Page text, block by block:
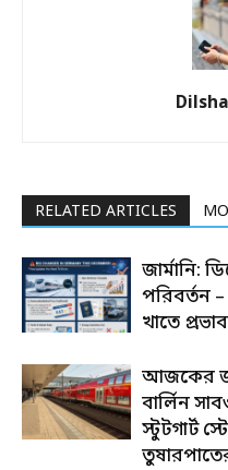
RELATED ARTICLES
জার্মানি:
পরিবর্তন
খাতে প্রভাব
আজকের
বার্লিন
স্টুটগার্ট